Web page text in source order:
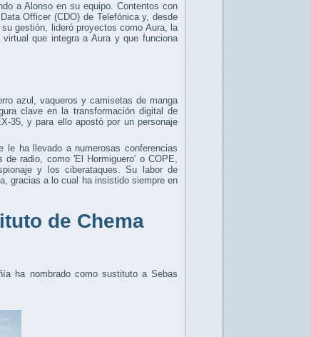
a Alonso en su equipo. Contentos con
Officer (CDO) de Telefónica y, desde
gestión, lideró proyectos como Aura, la
que integra a Aura y que funciona
azul, vaqueros y camisetas de manga
clave en la transformación digital de
35, y para ello apostó por un personaje
le ha llevado a numerosas conferencias
radio, como 'El Hormiguero' o COPE,
y los ciberataques. Su labor de
gracias a lo cual ha insistido siempre en
de Chema
ha nombrado como sustituto a Sebas